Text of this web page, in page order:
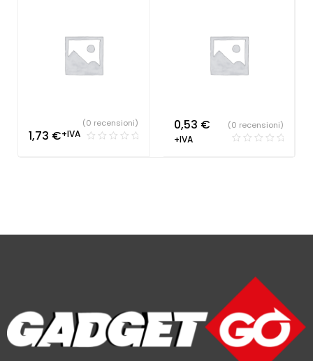
1,73 €+IVA
(0 recensioni) 0,53 €
+IVA
(0 recensioni)